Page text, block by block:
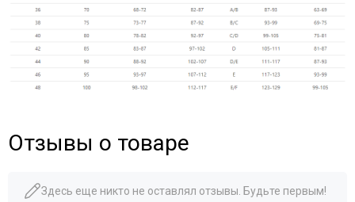
Отзывы о товаре
Здесь еще никто не оставлял отзывы. Будьте первым!